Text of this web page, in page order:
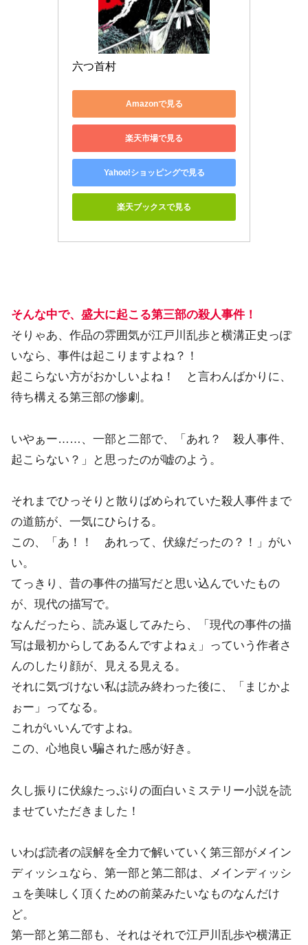
六つ首村
Amazonで見る
楽天市場で見る
Yahoo!ショッピングで見る
楽天ブックスで見る
そんな中で、盛大に起こる第三部の殺人事件！
そりゃあ、作品の雰囲気が江戸川乱歩と横溝正史っぽ
いなら、事件は起こりますよね？！
起こらない方がおかしいよね！ と言わんばかりに、
待ち構える第三部の惨劇。
いやぁー……、一部と二部で、「あれ？ 殺人事件、
起こらない？」と思ったのが嘘のよう。
それまでひっそりと散りばめられていた殺人事件まで
の道筋が、一気にひらける。
この、「あ！！ あれって、伏線だったの？！」がい
い。
てっきり、昔の事件の描写だと思い込んでいたもの
が、現代の描写で。
なんだったら、読み返してみたら、「現代の事件の描
写は最初からしてあるんですよねぇ」っていう作者さ
んのしたり顔が、見える見える。
それに気づけない私は読み終わった後に、「まじかよ
ぉー」ってなる。
これがいいんですよね。
この、心地良い騙された感が好き。
久し振りに伏線たっぷりの面白いミステリー小説を読
ませていただきました！
いわば読者の誤解を全力で解いていく第三部がメイン
ディッシュなら、第一部と第二部は、メインディッシ
ュを美味しく頂くための前菜みたいなものなんだけ
ど。
第一部と第二部も、それはそれで江戸川乱歩や横溝正